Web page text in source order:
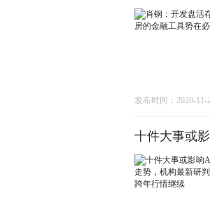
发布时间：2020-11-
十件大事或